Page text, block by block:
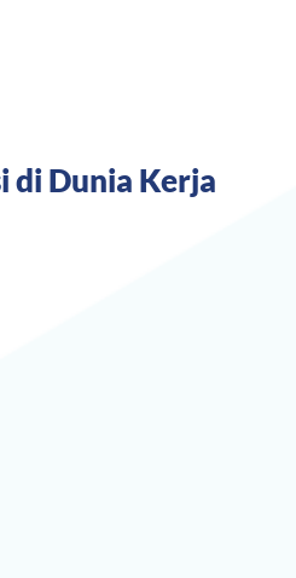
di Dunia Kerja